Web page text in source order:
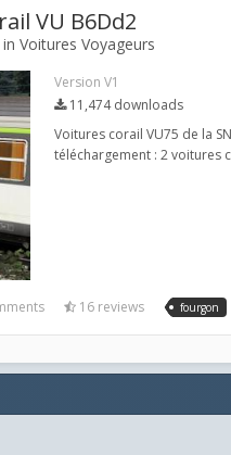
VU B6Dd2
Voitures Voyageurs
Version V1
11,474 downloads
Voitures corail VU75 de la
téléchargement : 2 voitures
16 reviews fourgon